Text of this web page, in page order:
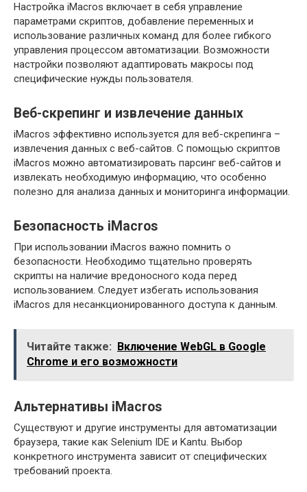
Настройка iMacros включает в себя управление
параметрами скриптов‚ добавление переменных и
использование различных команд для более гибкого
управления процессом автоматизации. Возможности
настройки позволяют адаптировать макросы под
специфические нужды пользователя.
Веб-скрепинг и извлечение данных
iMacros эффективно используется для веб-скрепинга –
извлечения данных с веб-сайтов. С помощью скриптов
iMacros можно автоматизировать парсинг веб-сайтов и
извлекать необходимую информацию‚ что особенно
полезно для анализа данных и мониторинга информации.
Безопасность iMacros
При использовании iMacros важно помнить о
безопасности. Необходимо тщательно проверять
скрипты на наличие вредоносного кода перед
использованием. Следует избегать использования
iMacros для несанкционированного доступа к данным.
Читайте также: Включение WebGL в Google
Chrome и его возможности
Альтернативы iMacros
Существуют и другие инструменты для автоматизации
браузера‚ такие как Selenium IDE и Kantu. Выбор
конкретного инструмента зависит от специфических
требований проекта.